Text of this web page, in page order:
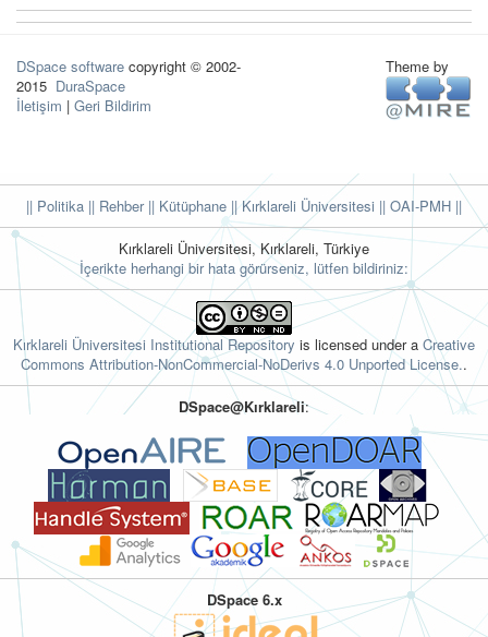
DSpace software copyright © 2002-
2015 DuraSpace
İletişim | Geri Bildirim
Theme by
|| Politika || Rehber|| Kütüphane || Kırklareli Üniversitesi || OAI-PMH ||
Kırklareli Üniversitesi, Kırklareli, Türkiye
İçerikte herhangi bir hata görürseniz, lütfen bildiriniz:
Kırklareli Üniversitesi Institutional Repository is licensed under a Creative
Commons Attribution-NonCommercial-NoDerivs 4.0 Unported License..
DSpace@Kırklareli:
DSpace 6.x